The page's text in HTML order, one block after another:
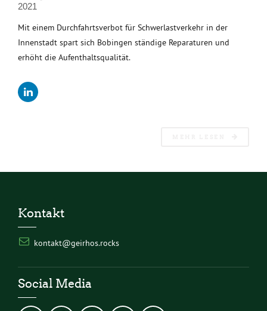
2021
Mit einem Durchfahrtsverbot für Schwerlastverkehr in der
Innenstadt spart sich Bobingen ständige Reparaturen und
erhöht die Aufenthaltsqualität.
Kontakt
kontakt@geirhos.rocks
Social Media